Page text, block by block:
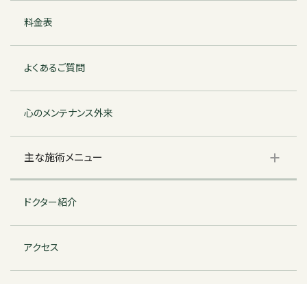
料金表
よくあるご質問
心のメンテナンス外来
主な施術メニュー
ドクター紹介
アクセス